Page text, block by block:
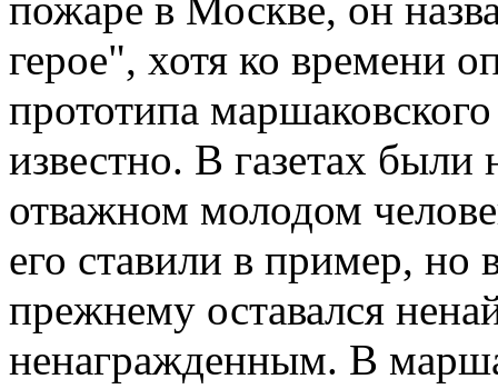
пожаре в Москве, он
герое", хотя ко времени
прототипа
известно. В газетах были
отважном молодом
его ставили в пример,
прежнему оставался
ненагражденным. В